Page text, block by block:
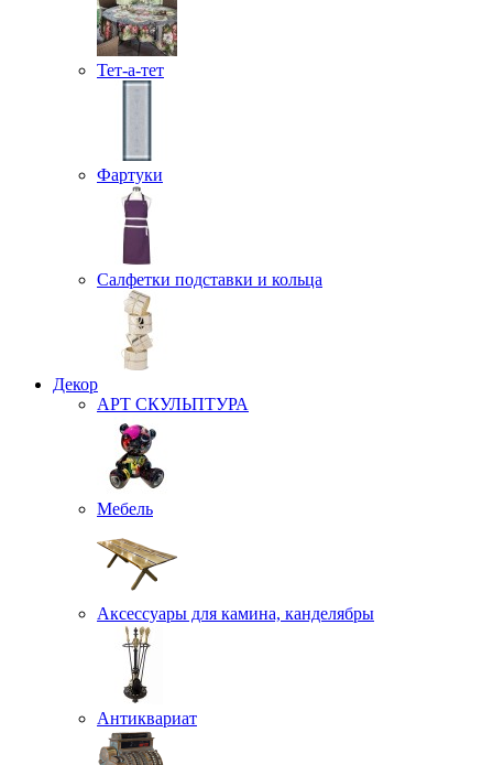
Тет-а-тет
Фартуки
Салфетки подставки и кольца
Декор
АРТ СКУЛЬПТУРА
Мебель
Аксессуары для камина, канделябры
Антиквариат